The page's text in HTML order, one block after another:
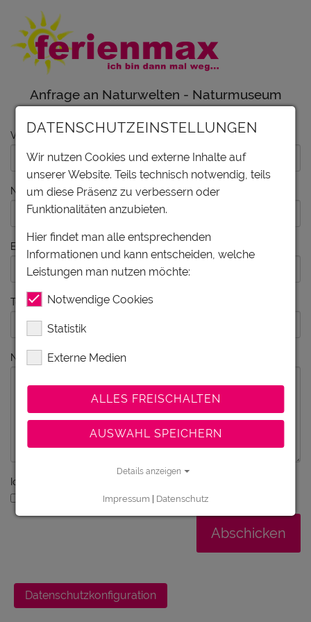
Anfrage an Naturwelten - Naturmuseum
Vorname
Nachname
E-Mail
Telefon
Nachricht
Ich bin ein Mensch - kein Roboter
Ich bin ein Mensch
DATENSCHUTZEINSTELLUNGEN
Wir nutzen Cookies und externe Inhalte auf
unserer Website. Teils technisch notwendig, teils
um diese Präsenz zu verbessern oder
Funktionalitäten anzubieten.
Hier findet man alle entsprechenden
Informationen und kann entscheiden, welche
Leistungen man nutzen möchte:
Notwendige Cookies
Statistik
Externe Medien
ALLES FREISCHALTEN
AUSWAHL SPEICHERN
Details anzeigen
Impressum Datenschutz
Datenschutzkonfiguration